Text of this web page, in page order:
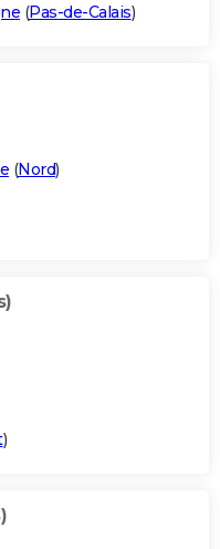
(Pas-de-Calais)
(Nord)
)